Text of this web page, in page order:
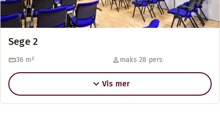
Sege 2
36 m² maks 28 pers
Vis mer